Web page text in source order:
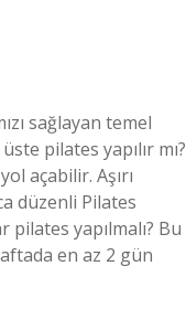
sağlayan temel
pilates yapılır mı?
açabilir. Aşırı
düzenli Pilates
yapılmalı? Bu
en az 2 gün